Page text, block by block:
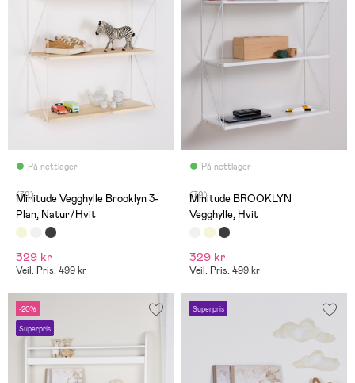
På nettlager
(79)
Minitude Vegghylle Brooklyn 3-
Plan, Natur/Hvit
329 kr
Veil. Pris: 499 kr
På nettlager
(79)
Minitude BROOKLYN
Vegghylle, Hvit
329 kr
Veil. Pris: 499 kr
-20%
Superpris
Superpris